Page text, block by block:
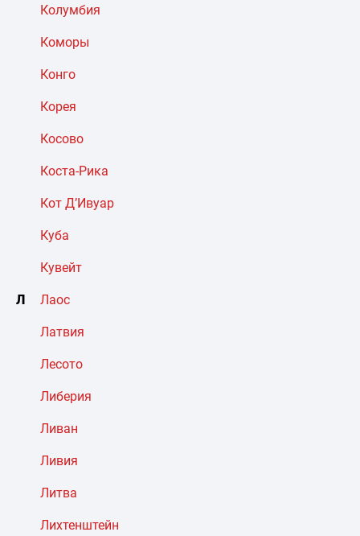
Колумбия
Коморы
Конго
Корея
Косово
Коста-Рика
Кот Д’Ивуар
Куба
Кувейт
Л Лаос
Латвия
Лесото
Либерия
Ливан
Ливия
Литва
Лихтенштейн